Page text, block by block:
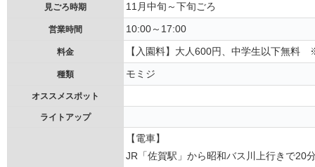
見ごろ時期 11月中旬～下旬ごろ
営業時間 10:00～17:00
料金 【入園料】大人600円、中学生以下無料
種類 モミジ
オススメスポット
ライトアップ
【電車】
JR「佐賀駅」から昭和バス川上行きで20